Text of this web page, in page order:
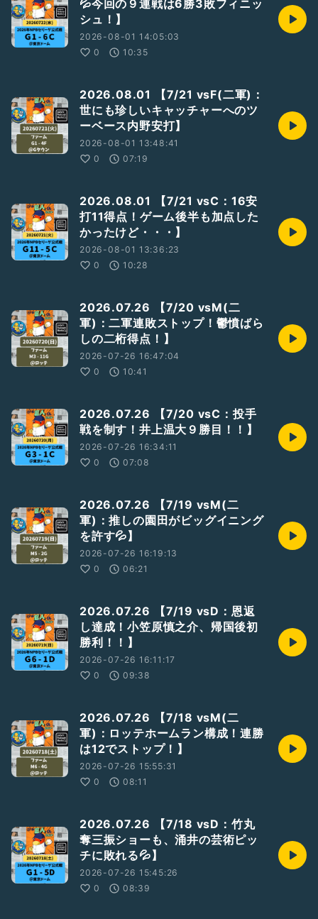
💦今回の９連戦は6勝3敗フィニッ
シュ！】
2026-08-01 14:05:03
0
10:35
2026.08.01 【7/21 vsF(二軍)：
世にも珍しいキャッチャーへのツ
ーベース内野安打】
2026-08-01 13:48:41
0
07:19
2026.08.01 【7/21 vsC：16安
打11得点！ゲーム後半も加点した
かったけど・・・】
2026-08-01 13:36:23
0
10:28
2026.07.26 【7/20 vsM(二
軍)：二軍連敗ストップ！鬱憤ばら
しの二桁得点！】
2026-07-26 16:47:04
0
10:41
2026.07.26 【7/20 vsC：投手
戦を制す！井上温大９勝目！！】
2026-07-26 16:34:11
0
07:08
2026.07.26 【7/19 vsM(二
軍)：推しの園田がビッグイニング
を許す💦】
2026-07-26 16:19:13
0
06:21
2026.07.26 【7/19 vsD：恩返
し達成！小笠原慎之介、帰国後初
勝利！！】
2026-07-26 16:11:17
0
09:38
2026.07.26 【7/18 vsM(二
軍)：ロッテホームラン構成！連勝
は12でストップ！】
2026-07-26 15:55:31
0
08:11
2026.07.26 【7/18 vsD：竹丸
奪三振ショーも、涌井の芸術ピッ
チに敗れる💦】
2026-07-26 15:45:26
0
08:39